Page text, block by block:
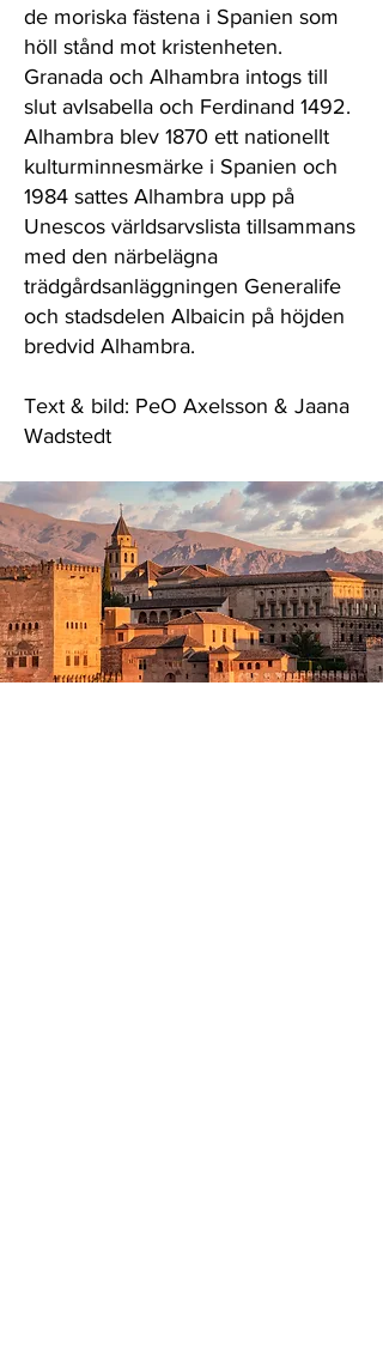
de moriska fästena i Spanien som
höll stånd mot kristenheten.
Granada och Alhambra intogs till
slut avIsabella och Ferdinand 1492.
Alhambra blev 1870 ett nationellt
kulturminnesmärke i Spanien och
1984 sattes Alhambra upp på
Unescos världsarvslista tillsammans
med den närbelägna
trädgårdsanläggningen Generalife
och stadsdelen Albaicin på höjden
bredvid Alhambra.
Text & bild: PeO Axelsson & Jaana
Wadstedt